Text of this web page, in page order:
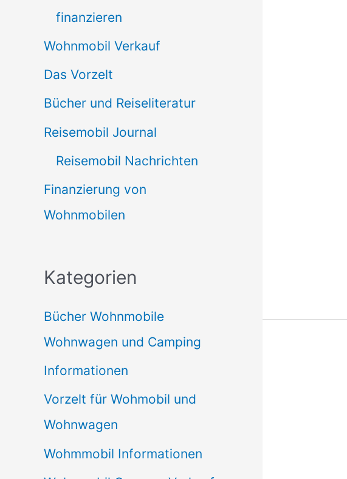
finanzieren
Wohnmobil Verkauf
Das Vorzelt
Bücher und Reiseliteratur
Reisemobil Journal
Reisemobil Nachrichten
Finanzierung von
Wohnmobilen
Kategorien
Bücher Wohnmobile
Wohnwagen und Camping
Informationen
Vorzelt für Wohmobil und
Wohnwagen
Wohmmobil Informationen